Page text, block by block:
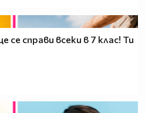
справи всеки в 7 клас! Ти